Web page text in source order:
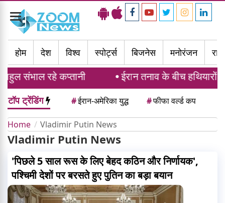
Toggle
navigation
होम
देश विश्व स्पोर्ट्स बिजनेस मनोरंजन
रहे कप्तानी ईरान तनाव के बीच हथियारों की
टॉप ट्रेंडिंग #ईरान-अमेरिका युद्ध #फीफा वर्ल्ड कप
Home Vladimir Putin News
Vladimir Putin News
'पिछले 5 साल रूस के लिए बेहद कठिन और निर्णायक',
पश्चिमी देशों पर बरसते हुए पुतिन का बड़ा बयान